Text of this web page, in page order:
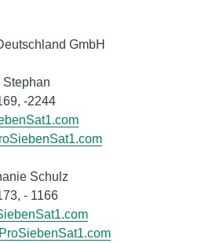
GmbH
Stephan
-2244
Schulz
- 1166